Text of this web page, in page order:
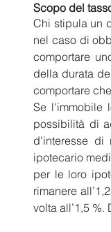
Scopo del
Chi stipula un
nel caso di
comportare
della durata
comportare
Se l'immobile
possibilità di
d'interesse di
ipotecario
per le loro
rimanere
volta all’1,5 %.